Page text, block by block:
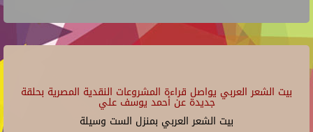
بيت الشعر العربي يواصل قراءة المشروعات النقدية المصرية بحلقة
جديدة عن أحمد يوسف علي
بيت الشعر العربي بمنزل الست وسيلة